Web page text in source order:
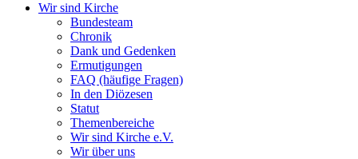
Wir sind Kirche
Bundesteam
Chronik
Dank und Gedenken
Ermutigungen
FAQ (häufige Fragen)
In den Diözesen
Statut
Themenbereiche
Wir sind Kirche e.V.
Wir über uns